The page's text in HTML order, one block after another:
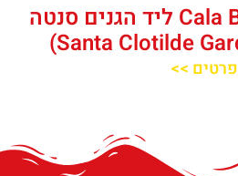
חוף ים Cala Boadella ליד הגנים סנטה
פרטים >>